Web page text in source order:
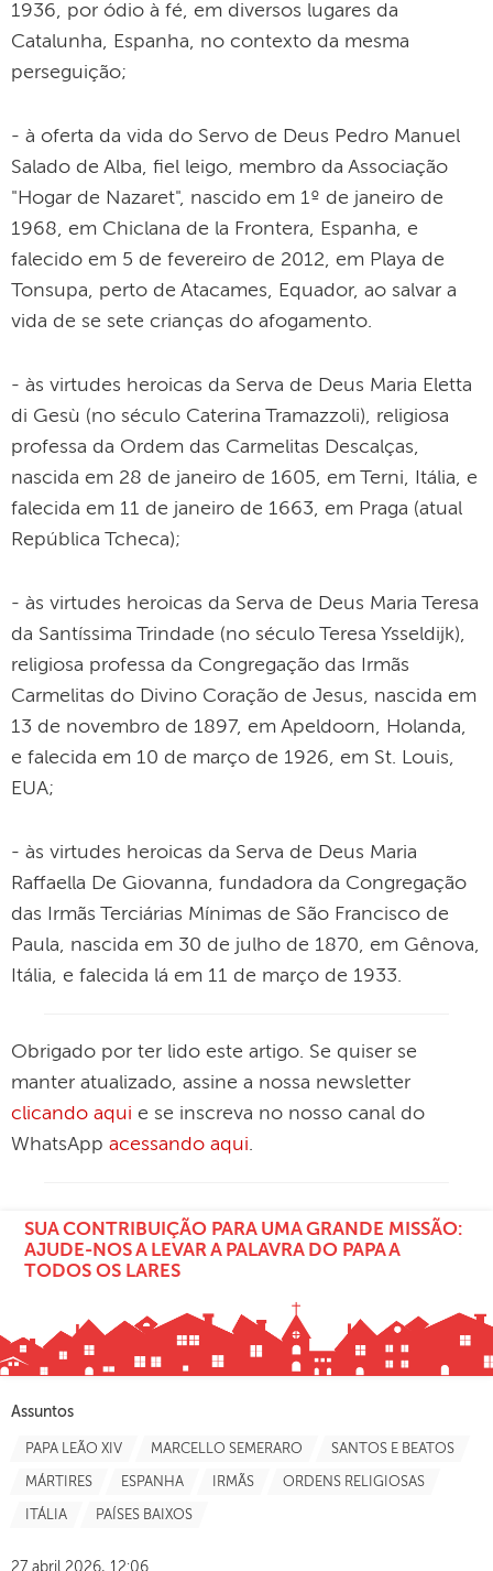
1936, por ódio à fé, em diversos lugares da
Catalunha, Espanha, no contexto da mesma
perseguição;
- à oferta da vida do Servo de Deus Pedro Manuel
Salado de Alba, fiel leigo, membro da Associação
"Hogar de Nazaret", nascido em 1º de janeiro de
1968, em Chiclana de la Frontera, Espanha, e
falecido em 5 de fevereiro de 2012, em Playa de
Tonsupa, perto de Atacames, Equador, ao salvar a
vida de se sete crianças do afogamento.
- às virtudes heroicas da Serva de Deus Maria Eletta
di Gesù (no século Caterina Tramazzoli), religiosa
professa da Ordem das Carmelitas Descalças,
nascida em 28 de janeiro de 1605, em Terni, Itália, e
falecida em 11 de janeiro de 1663, em Praga (atual
República Tcheca);
- às virtudes heroicas da Serva de Deus Maria Teresa
da Santíssima Trindade (no século Teresa Ysseldijk),
religiosa professa da Congregação das Irmãs
Carmelitas do Divino Coração de Jesus, nascida em
13 de novembro de 1897, em Apeldoorn, Holanda,
e falecida em 10 de março de 1926, em St. Louis,
EUA;
- às virtudes heroicas da Serva de Deus Maria
Raffaella De Giovanna, fundadora da Congregação
das Irmãs Terciárias Mínimas de São Francisco de
Paula, nascida em 30 de julho de 1870, em Gênova,
Itália, e falecida lá em 11 de março de 1933.
Obrigado por ter lido este artigo. Se quiser se
manter atualizado, assine a nossa newsletter
clicando aqui e se inscreva no nosso canal do
WhatsApp acessando aqui.
SUA CONTRIBUIÇÃO PARA UMA GRANDE MISSÃO:
AJUDE-NOS A LEVAR A PALAVRA DO PAPA A
TODOS OS LARES
Assuntos
PAPA LEÃO XIV MARCELLO SEMERARO SANTOS E BEATOS
MÁRTIRES ESPANHA IRMÃS ORDENS RELIGIOSAS
ITÁLIA PAÍSES BAIXOS
27 abril 2026, 12:06